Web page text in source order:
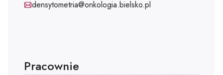
Adres e-mail:
densytometria@onkologia.bielsko.pl
Pracownie